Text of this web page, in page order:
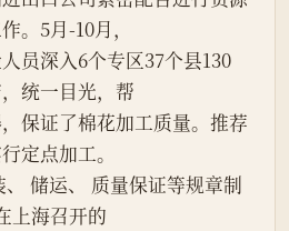
。5月-10月，
员深入6个专区37个县130
统一目光，帮
保证了棉花加工质量。推荐
定点加工。
储运、 质量保证等规章制
上海召开的